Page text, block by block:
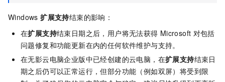
Windows扩展支持结束的影响：
在扩展支持结束日期之后，用户将无法获得 Microsoft 对包括
问题修复和功能更新在内的任何软件维护与支持。
在无影云电脑企业版中已经创建的云电脑，在扩展支持结束日
期之后仍可以正常运行，但部分功能（例如双屏）将受到限